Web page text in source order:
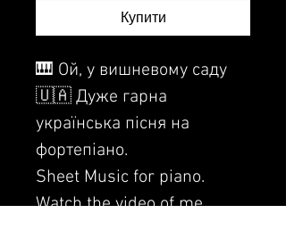
Купити
🎹 Ой, у вишневому саду
🇺🇦 Дуже гарна
українська пісня на
фортепіано.
Sheet Music for piano.
Watch the video of me